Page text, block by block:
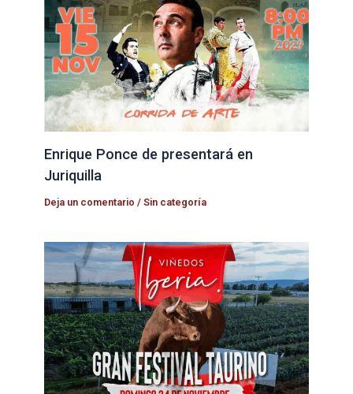
Enrique Ponce de presentará en
Juriquilla
Deja un comentario /Sin categoría